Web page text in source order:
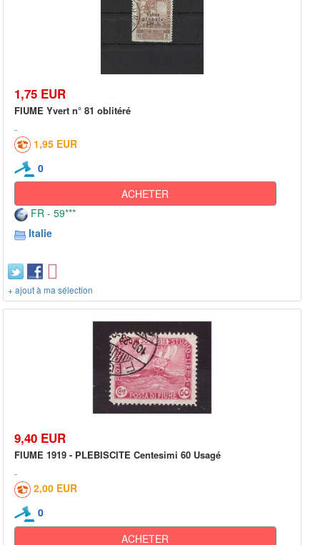
1,75 EUR
FIUME Yvert n° 81 oblitéré
1,95 EUR
0
ACHETER
FR - 59***
Italie
+ ajout à ma sélection
9,40 EUR
FIUME 1919 - PLEBISCITE Centesimi 60 Usagé
2,00 EUR
0
ACHETER